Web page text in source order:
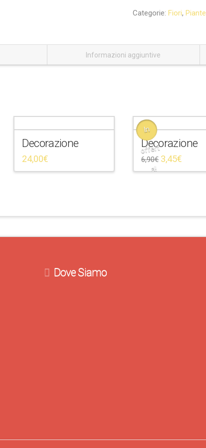
Categorie:Fiori,Piante
Informazioni aggiuntive
Decorazione
24,00€
In
offert
a!
Decorazione
6,90€ 3,45€
Dove Siamo